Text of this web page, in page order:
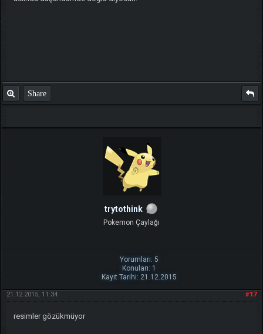
Share
trytothink
Pokemon Çaylağı
Yorumları: 5
Konuları: 1
Kayıt Tarihi: 21.12.2015
#17
21.12.2015, 11:34
resimler gözükmüyor